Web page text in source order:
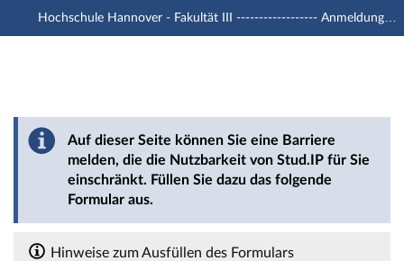
Hauptnavigation
Hochschule Hannover - Fakultät III ------------------ Anmeldung mit -u1 Account
Barriere melden
Auf dieser Seite können Sie eine Barriere
melden, die die Nutzbarkeit von Stud.IP für Sie
einschränkt. Füllen Sie dazu das folgende
Formular aus.
Hinweise zum Ausfüllen des Formulars